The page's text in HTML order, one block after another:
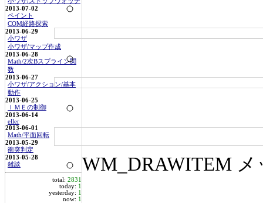
2013-07-02
ペイント
COM経路探索
2013-06-29
小ワザ
小ワザ/マップ作成
2013-06-28
Math/2次Bスプライン関
数
2013-06-27
小ワザ/アクション/基本
動作
2013-06-25
ＩＭＥの制御
2013-06-14
eller
2013-06-01
Math/平面回転
2013-05-29
衝突判定
2013-05-28
雑談
total: 2831
today: 1
yesterday: 1
now: 1
WM_DRAWITEM